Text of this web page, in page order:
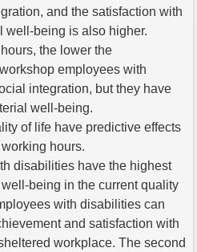
and the satisfaction with
well-being is also higher.
the lower the
employees with
integration, but they have
well-being.
of life have predictive effects
hours.
disabilities have the highest
being in the current quality
with disabilities can
and satisfaction with
workplace. The second